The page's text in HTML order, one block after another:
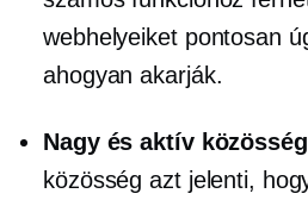
webhelyeiket pontosan
ahogyan akarják.
Nagy és aktív közösség
közösség azt jelenti,